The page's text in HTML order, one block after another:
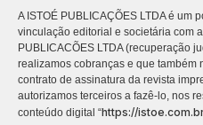
A ISTOÉ PUBLICAÇÕES LTDA é um
vinculação editorial e societária com
PUBLICACÕES LTDA (recuperação
realizamos cobranças e que também
contrato de assinatura da revista
autorizamos terceiros a fazê-lo, nos
conteúdo digital “https://